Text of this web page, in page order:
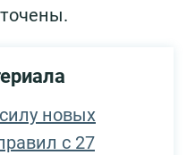
новых
с 27